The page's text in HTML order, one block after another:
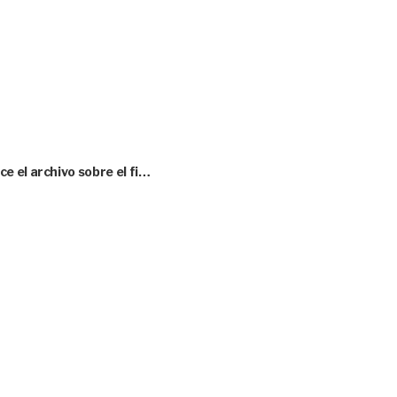
el archivo sobre el fi…